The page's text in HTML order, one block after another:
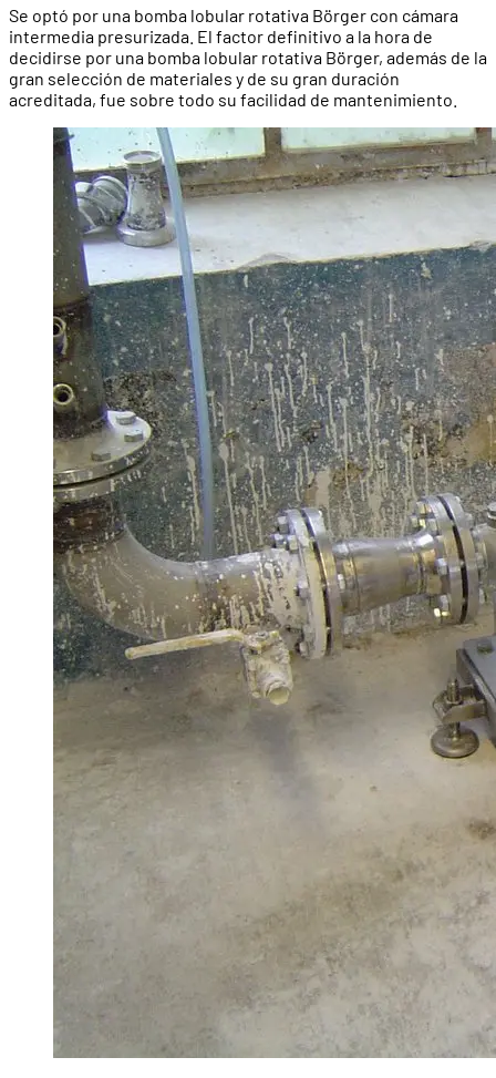
Se optó por una bomba lobular rotativa Börger con cámara
intermedia presurizada. El factor definitivo a la hora de
decidirse por una bomba lobular rotativa Börger, además de la
gran selección de materiales y de su gran duración
acreditada, fue sobre todo su facilidad de mantenimiento.